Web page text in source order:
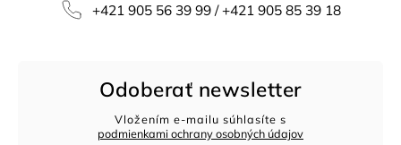
+421 905 56 39 99 / +421 905 85 39 18
Odoberať newsletter
Vložením e-mailu súhlasíte s
podmienkami ochrany osobných údajov